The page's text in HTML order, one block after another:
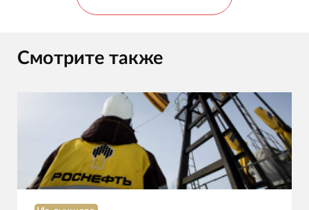
Смотрите также